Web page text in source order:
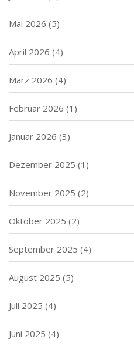
Mai 2026 (5)
April 2026 (4)
März 2026 (4)
Februar 2026 (1)
Januar 2026 (3)
Dezember 2025 (1)
November 2025 (2)
Oktober 2025 (2)
September 2025 (4)
August 2025 (5)
Juli 2025 (4)
Juni 2025 (4)